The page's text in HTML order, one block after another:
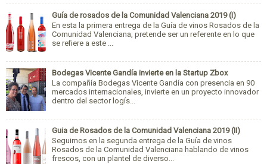
Guía de rosados de la Comunidad Valenciana 2019 (I)
En esta la primera entrega de la Guía de vinos Rosados de la
Comunidad Valenciana, pretende ser un referente en lo que
se refiere a este ...
Bodegas Vicente Gandía invierte en la Startup Zbox
La compañía Bodegas Vicente Gandía con presencia en 90
mercados internacionales, invierte en un proyecto innovador
dentro del sector logís...
Guia de Rosados de la Comunidad Valenciana 2019 (II)
Seguimos en la segunda entrega de la Guía de vinos
Rosados de la Comunidad Valenciana hablando de vinos
frescos, con un plantel de diverso...